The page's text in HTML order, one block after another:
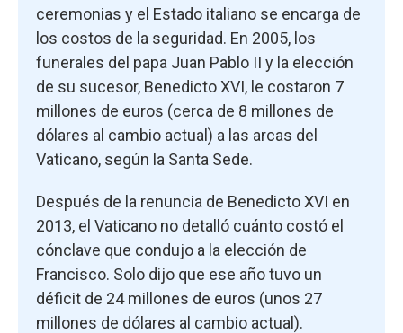
ceremonias y el Estado italiano se encarga de
los costos de la seguridad. En 2005, los
funerales del papa Juan Pablo II y la elección
de su sucesor, Benedicto XVI, le costaron 7
millones de euros (cerca de 8 millones de
dólares al cambio actual) a las arcas del
Vaticano, según la Santa Sede.
Después de la renuncia de Benedicto XVI en
2013, el Vaticano no detalló cuánto costó el
cónclave que condujo a la elección de
Francisco. Solo dijo que ese año tuvo un
déficit de 24 millones de euros (unos 27
millones de dólares al cambio actual).